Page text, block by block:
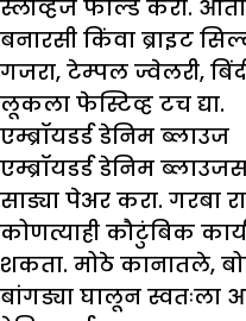
स्लीव्हज फोल्ड करा. आता
बनारसी किंवा ब्राइट
गजरा, टेम्पल ज्वेलरी,
लूकला फेस्टिव्ह टच द्या.
एम्ब्रॉयडर्ड डेनिम ब्लाउज
एम्ब्रॉयडर्ड डेनिम
साड्या पेअर करा. गरबा
कोणत्याही कौटुंबिक
शकता. मोठे कानातले,
बांगड्या घालून स्वतःला